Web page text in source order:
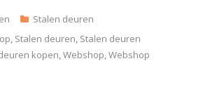
Stalen deuren
, Stalen deuren, Stalen deuren
kopen,Webshop,Webshop